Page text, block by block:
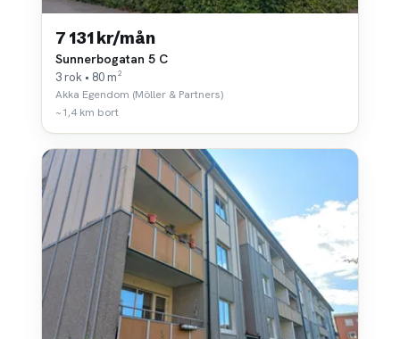
7 131 kr/mån
Sunnerbogatan 5 C
3 rok • 80 m²
Akka Egendom (Möller & Partners)
~1,4 km bort